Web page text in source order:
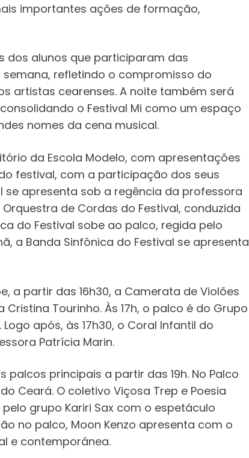
importantes ações de formação,
dos alunos que participaram das
refletindo o compromisso do
artistas cearenses. A noite também será
o Festival Mi como um espaço
nomes da cena musical.
da Escola Modelo, com apresentações
festival, com a participação dos seus
se apresenta sob a regência da professora
Orquestra de Cordas do Festival, conduzida
do Festival sobe ao palco, regida pelo
a Banda Sinfônica do Festival se apresenta
a partir das 16h30, a Camerata de Violões
Tourinho. Às 17h, o palco é do Grupo
após, às 17h30, o Coral Infantil do
Patrícia Marin.
principais a partir das 19h. No Palco
Ceará. O coletivo Viçosa Trep e Poesia
grupo Kariri Sax com o espetáculo
no palco, Moon Kenzo apresenta com o
e contemporânea.